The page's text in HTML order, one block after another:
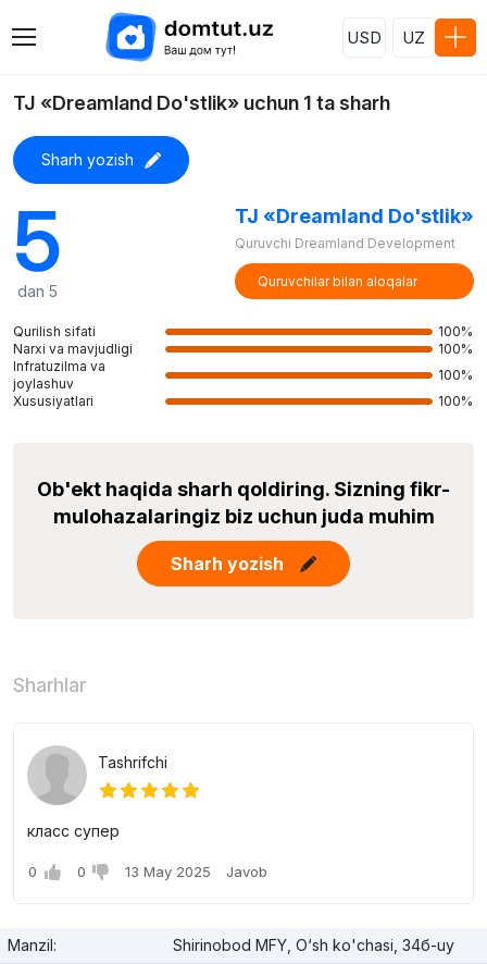
USD UZ
TJ «Dreamland Do'stlik» uchun 1 ta sharh
Sharh yozish
5
dan 5
Qurilish sifati
100%
Narxi va mavjudligi
100%
Infratuzilma va
joylashuv
100%
Xususiyatlari
100%
TJ «Dreamland Do'stlik»
Quruvchi Dreamland Development
Quruvchilar bilan aloqalar
Ob'ekt haqida sharh qoldiring. Sizning fikr-
mulohazalaringiz biz uchun juda muhim
Sharh yozish
Sharhlar
Tashrifchi
класс супер
0 0 13 May 2025 Javob
Manzil:
Shirinobod MFY, O‘sh ko'chasi, 34б-uy